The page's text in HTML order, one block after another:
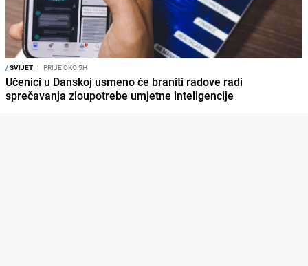
/SVIJET I PRIJE OKO 5H
Učenici u Danskoj usmeno će braniti radove radi
sprečavanja zloupotrebe umjetne inteligencije